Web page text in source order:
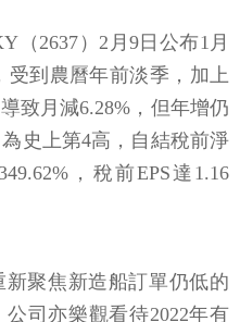
（2637）2月9日公布1月
受到農曆年前淡季，加上
致月減6.28%，但年增仍
史上第4高，自結稅前淨
，稅前EPS達1.16
聚焦新造船訂單仍低的
司亦樂觀看待2022年有